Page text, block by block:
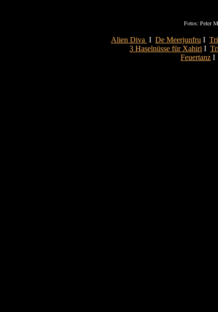
Fotos: Peter
Alien Diva Ι De Meerjunfru Ι
3 Haselnüsse für Xahiri Ι
Feuertanz